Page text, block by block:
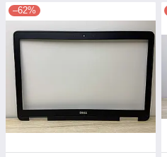
–62%